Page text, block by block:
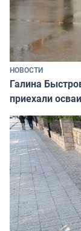
НОВОСТИ
Галина
приехали